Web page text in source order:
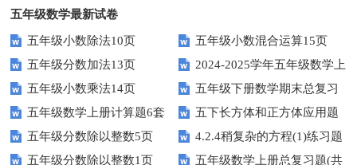
五年级数学最新试卷
五年级小数除法10页
五年级小数混合运算15页
五年级分数加法13页
2024-2025学年五年级数学上
册期末素养测评卷（考试版A4
人教版）
五年级小数乘法14页
五年级下册数学期末总复习
题——选择题专项练习
五年级数学上册计算题6套
五下长方体和正方体应用题
专项训练
五年级分数除以整数5页
4.2.4稍复杂的方程(1)练习题
及答案
五年级分数除以整数1页 五年级数学上册总复习题(共